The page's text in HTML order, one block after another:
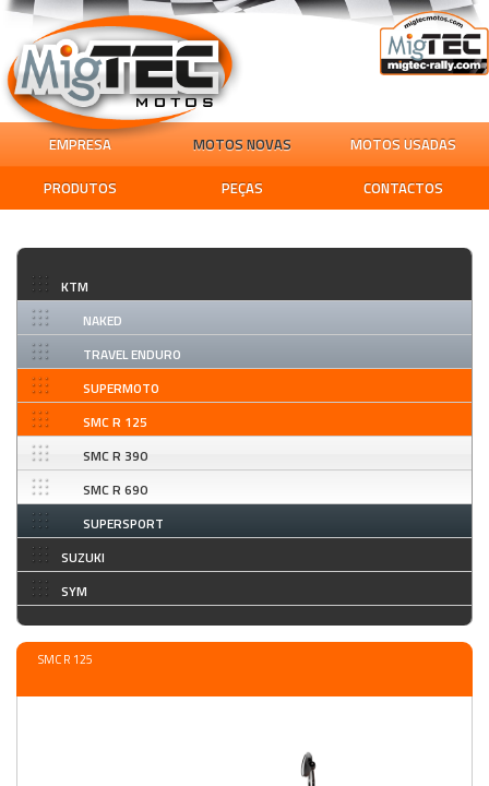
EMPRESA MOTOS NOVAS
MOTOS USADAS
PRODUTOS
PEÇAS CONTACTOS
KTM
NAKED
TRAVEL ENDURO
SUPERMOTO
SMC R 125
SMC R 390
SMC R 690
SUPERSPORT
SUZUKI
SYM
SMC R 125